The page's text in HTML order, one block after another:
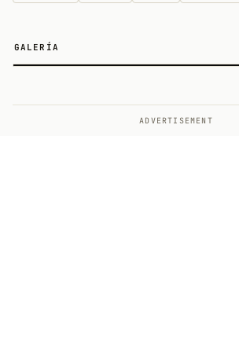
GALERÍA
ADVERTISEMENT